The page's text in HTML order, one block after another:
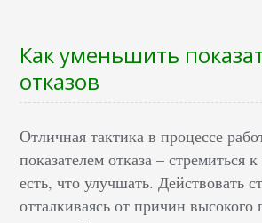
Как уменьшить
отказов
Отличная тактика в процессе
показателем отказа – стремиться
есть, что улучшать. Действовать
отталкиваясь от причин высокого